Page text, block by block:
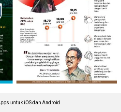
untuk iOS dan Android